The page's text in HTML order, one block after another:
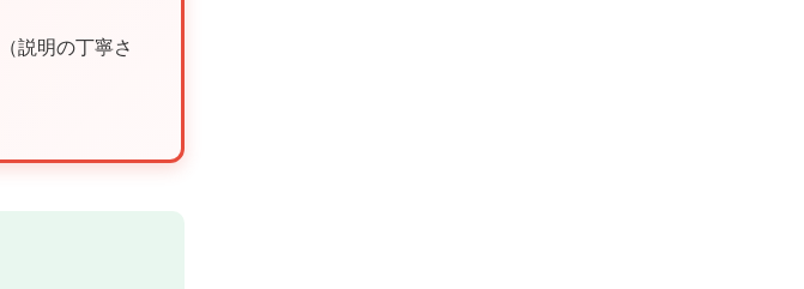
説明の丁寧さ